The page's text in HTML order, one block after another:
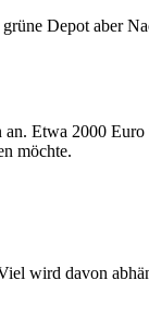
Depot aber
Etwa 2000
möchte.
wird davon